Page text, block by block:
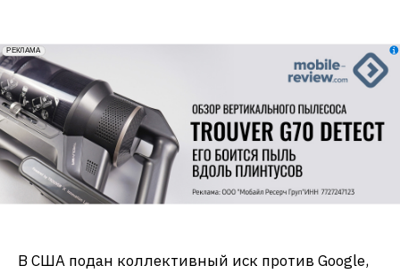
erid: 2VfnxxmNzs5
РЕКЛАМА
В США подан коллективный иск против Google,